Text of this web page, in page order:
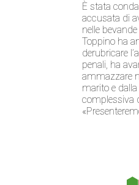
È stata
accusata di
nelle
Toppino ha
derubricare
penali, ha
ammazzare
marito e
complessiva